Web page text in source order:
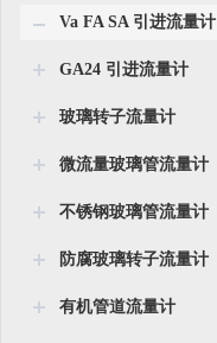
Va FA SA 引进流量计
GA24 引进流量计
玻璃转子流量计
微流量玻璃管流量计
不锈钢玻璃管流量计
防腐玻璃转子流量计
有机管道流量计